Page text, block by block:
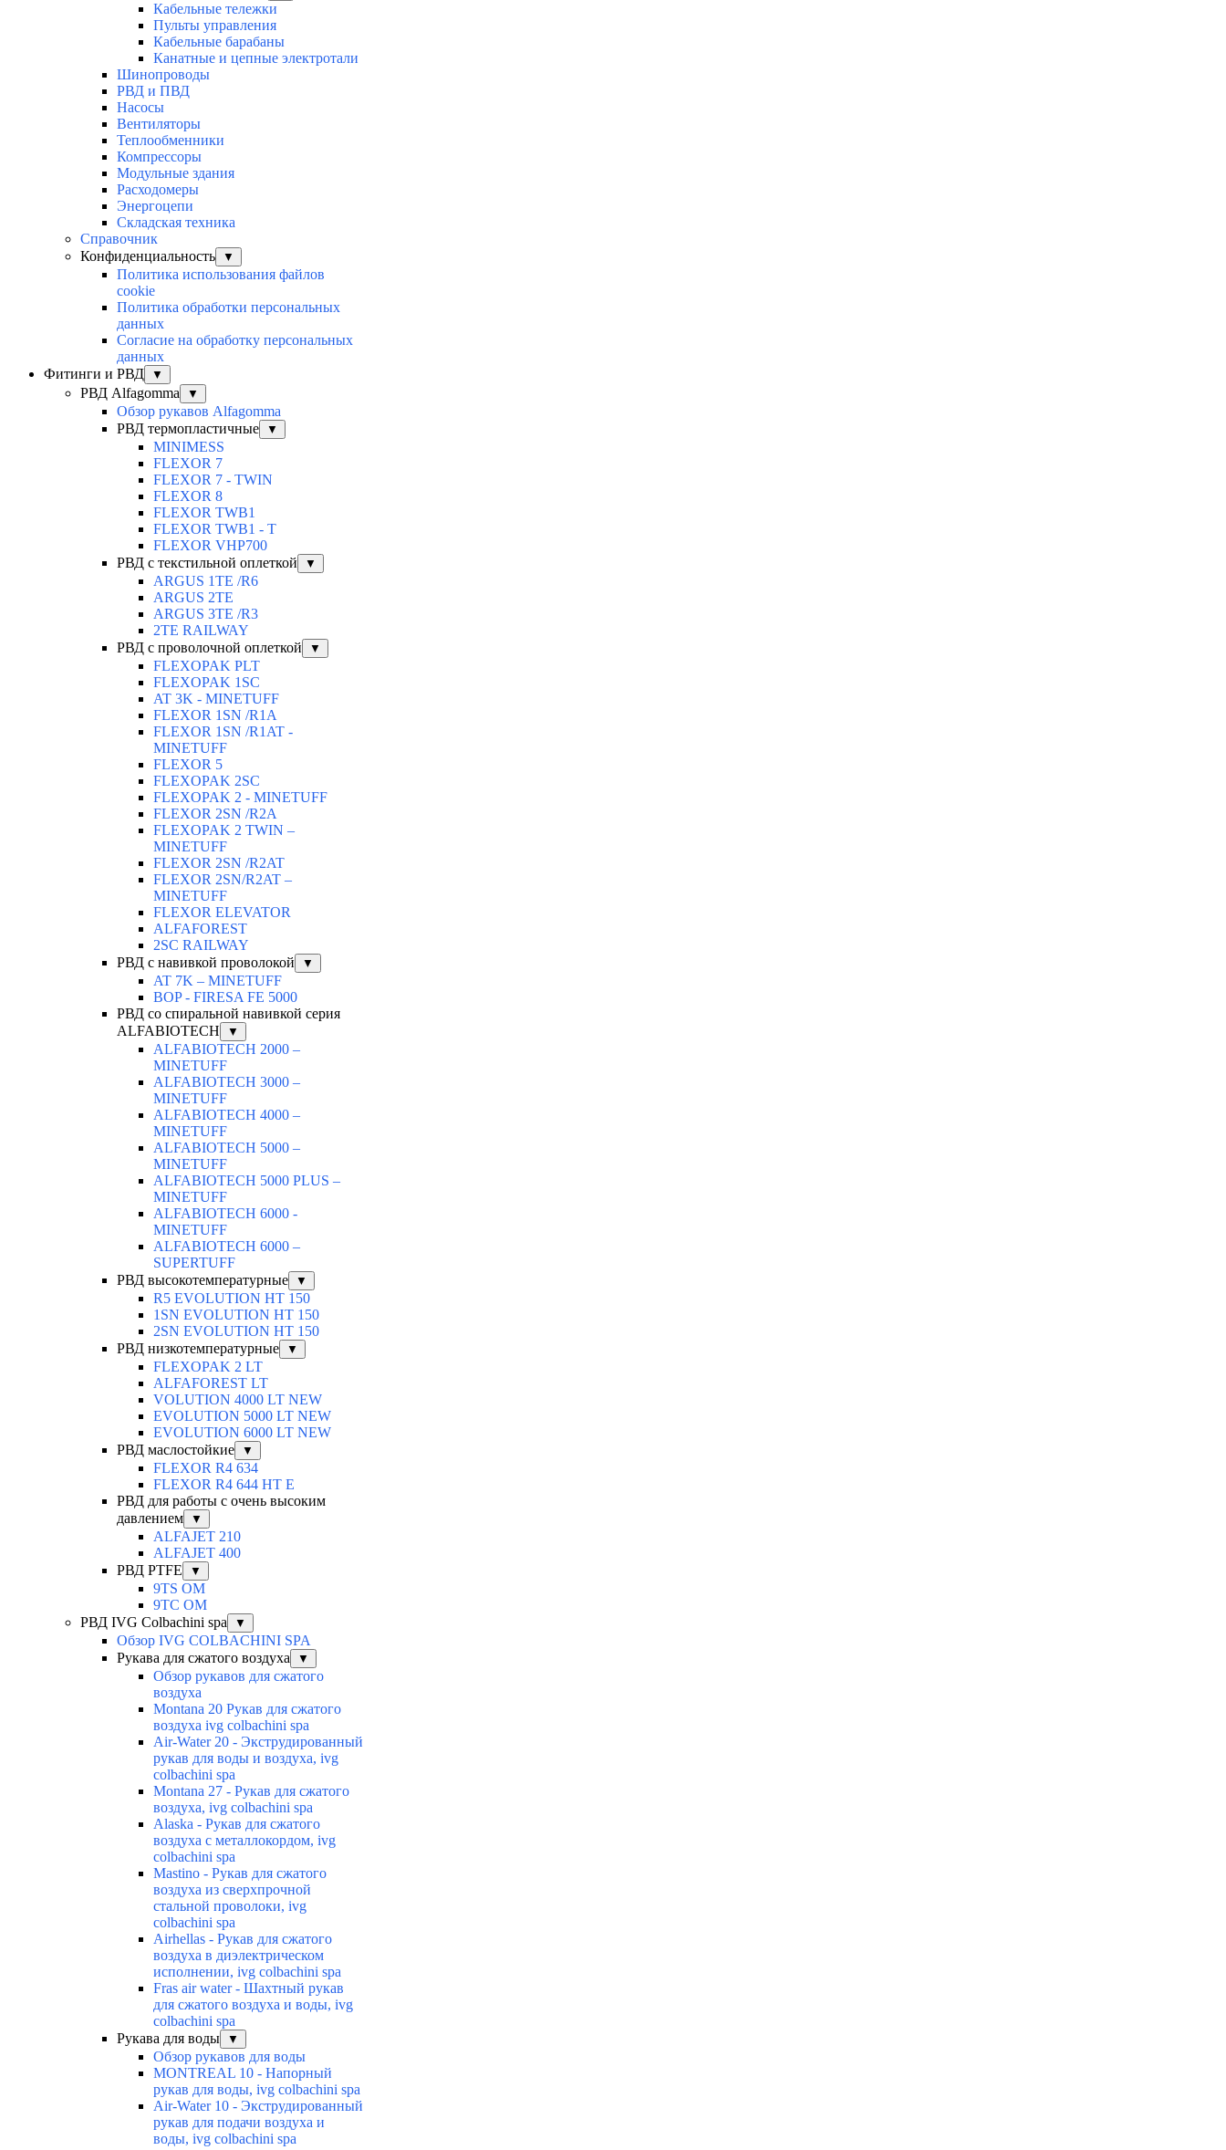
Кабельные тележки
Пульты управления
Кабельные барабаны
Канатные и цепные электротали
Шинопроводы
РВД и ПВД
Насосы
Вентиляторы
Теплообменники
Компрессоры
Модульные здания
Расходомеры
Энергоцепи
Складская техника
Справочник
Конфиденциальность
▼
Политика использования файлов
cookie
Политика обработки персональных
данных
Согласие на обработку персональных
данных
Фитинги и РВД
▼
РВД Alfagomma ▼
Обзор рукавов Alfagomma
РВД термопластичные
▼
MINIMESS
FLEXOR 7
FLEXOR 7 - TWIN
FLEXOR 8
FLEXOR TWB1
FLEXOR TWB1 - T
FLEXOR VHP700
РВД с текстильной оплеткой
▼
ARGUS 1TE /R6
ARGUS 2TЕ
ARGUS 3TE /R3
2TE RAILWAY
РВД с проволочной оплеткой
▼
FLEXOPAK PLT
FLEXOPAK 1SС
AT 3K - MINETUFF
FLEXOR 1SN /R1A
FLEXOR 1SN /R1AT -
MINETUFF
FLEXOR 5
FLEXOPAK 2SС
FLEXOPAK 2 - MINETUFF
FLEXOR 2SN /R2A
FLEXOPAK 2 TWIN –
MINETUFF
FLEXOR 2SN /R2AT
FLEXOR 2SN/R2AT –
MINETUFF
FLEXOR ELEVATOR
ALFAFOREST
2SC RAILWAY
РВД с навивкой проволокой
▼
AT 7K – MINETUFF
BOP - FIRESA FE 5000
РВД со спиральной навивкой серия
ALFABIOTECH
▼
ALFABIOTECH 2000 –
MINETUFF
ALFABIOTECH 3000 –
MINETUFF
ALFABIOTECH 4000 –
MINETUFF
ALFABIOTECH 5000 –
MINETUFF
ALFABIOTECH 5000 PLUS –
MINETUFF
ALFABIOTECH 6000 -
MINETUFF
ALFABIOTECH 6000 –
SUPERTUFF
РВД высокотемпературные
▼
R5 EVOLUTION HT 150
1SN EVOLUTION HT 150
2SN EVOLUTION HT 150
РВД низкотемпературные
▼
FLEXOPAK 2 LT
ALFAFOREST LT
VOLUTION 4000 LT NEW
EVOLUTION 5000 LT NEW
EVOLUTION 6000 LT NEW
РВД маслостойкие
▼
FLEXOR R4 634
FLEXOR R4 644 HT E
РВД для работы с очень высоким
давлением
▼
ALFAJET 210
ALFAJET 400
РВД PTFE
▼
9TS OM
9TC OM
РВД IVG Colbachini spa
▼
Обзор IVG COLBACHINI SPA
Рукава для сжатого воздуха
▼
Обзор рукавов для сжатого
воздуха
Montana 20 Рукав для сжатого
воздуха ivg colbachini spa
Air-Water 20 - Экструдированный
рукав для воды и воздуха, ivg
colbachini spa
Montana 27 - Рукав для сжатого
воздуха, ivg colbachini spa
Alaska - Рукав для сжатого
воздуха с металлокордом, ivg
colbachini spa
Mastino - Рукав для сжатого
воздуха из сверхпрочной
стальной проволоки, ivg
colbachini spa
Airhellas - Рукав для сжатого
воздуха в диэлектрическом
исполнении, ivg colbachini spa
Fras air water - Шахтный рукав
для сжатого воздуха и воды, ivg
colbachini spa
Рукава для воды
▼
Обзор рукавов для воды
MONTREAL 10 - Напорный
рукав для воды, ivg colbachini spa
Air-Water 10 - Экструдированный
рукав для подачи воздуха и
воды, ivg colbachini spa